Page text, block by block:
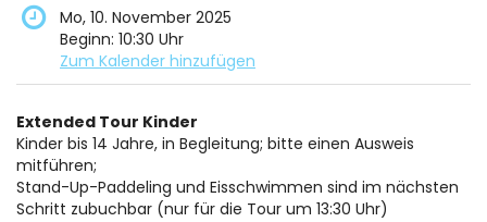
Mo, 10. November 2025
Beginn: 10:30 Uhr
Zum Kalender hinzufügen
Produkte
Unkategorisierte
Produkte
Extended Tour Kinder
Kinder bis 14 Jahre, in Begleitung; bitte einen Ausweis
mitführen;
Stand-Up-Paddeling und Eisschwimmen sind im nächsten
Schritt zubuchbar (nur für die Tour um 13:30 Uhr)